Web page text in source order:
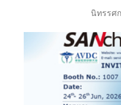
นิทรรศ